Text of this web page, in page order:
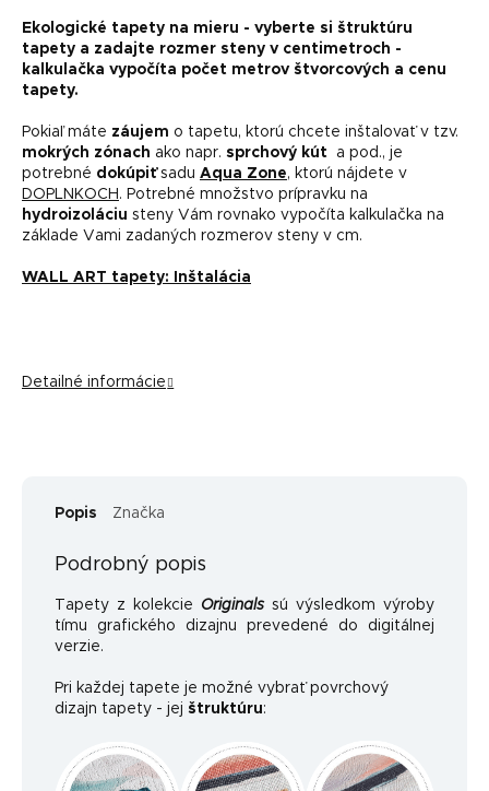
Ekologické tapety na mieru - vyberte si štruktúru
tapety a zadajte rozmer steny v centimetroch -
kalkulačka vypočíta počet metrov štvorcových a cenu
tapety.
Pokiaľ máte záujem o tapetu, ktorú chcete inštalovať v tzv.
mokrých zónach ako napr. sprchový kút
a pod., je
potrebné dokúpiťsadu Aqua Zone, ktorú nájdete v
DOPLNKOCH . Potrebné množstvo prípravku na
hydroizoláciu steny Vám rovnako vypočíta kalkulačka na
základe Vami zadaných rozmerov steny v cm.
WALL ART tapety: Inštalácia
Detailné informácie
Popis Značka
Podrobný popis
Tapety z kolekcie Originals sú výsledkom výroby
tímu grafického dizajnu prevedené do digitálnej
verzie.
Pri každej tapete je možné vybrať povrchový
dizajn tapety - jej štruktúru: